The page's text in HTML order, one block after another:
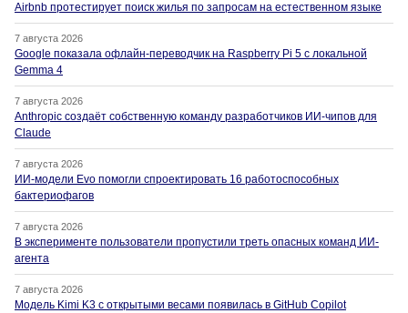
Airbnb протестирует поиск жилья по запросам на естественном языке
7 августа 2026
Google показала офлайн-переводчик на Raspberry Pi 5 с локальной
Gemma 4
7 августа 2026
Anthropic создаёт собственную команду разработчиков ИИ-чипов для
Claude
7 августа 2026
ИИ-модели Evo помогли спроектировать 16 работоспособных
бактериофагов
7 августа 2026
В эксперименте пользователи пропустили треть опасных команд ИИ-
агента
7 августа 2026
Модель Kimi K3 с открытыми весами появилась в GitHub Copilot